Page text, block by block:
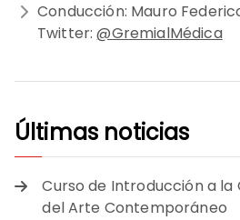
Conducción: Mauro
Twitter:@GremialMédica
Últimas noticias
Curso de Introducción a la
del Arte Contemporáneo